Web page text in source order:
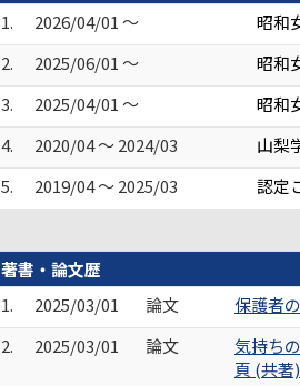
1.
2026/04/01 ～
昭和
2.
2025/06/01 ～
昭和
3.
2025/04/01 ～
昭和
4.
2020/04 ～ 2024/03
山梨
5.
2019/04 ～ 2025/03
認定
著書・論文歴
1.
2025/03/01 論文
保護者
2.
2025/03/01 論文
気持ち
頁 (共著)